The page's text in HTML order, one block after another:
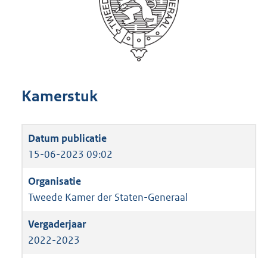
Kamerstuk
15-06-2023 09:02
Tweede Kamer der Staten-Generaal
2022-2023